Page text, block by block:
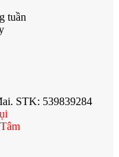
tuần
STK: 539839284